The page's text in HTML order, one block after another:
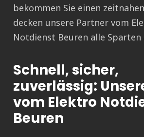
bekommen Sie einen
decken unsere Partner vom
Notdienst Beuren alle Sparten
Schnell, sicher,
zuverlässig:
vom Elektro
Beuren